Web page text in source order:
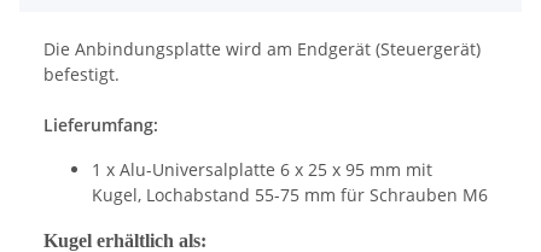
Die Anbindungsplatte wird am Endgerät (Steuergerät)
befestigt.
Lieferumfang:
1 x Alu-Universalplatte 6 x 25 x 95 mm mit
Kugel, Lochabstand 55-75 mm für Schrauben M6
Kugel erhältlich als: